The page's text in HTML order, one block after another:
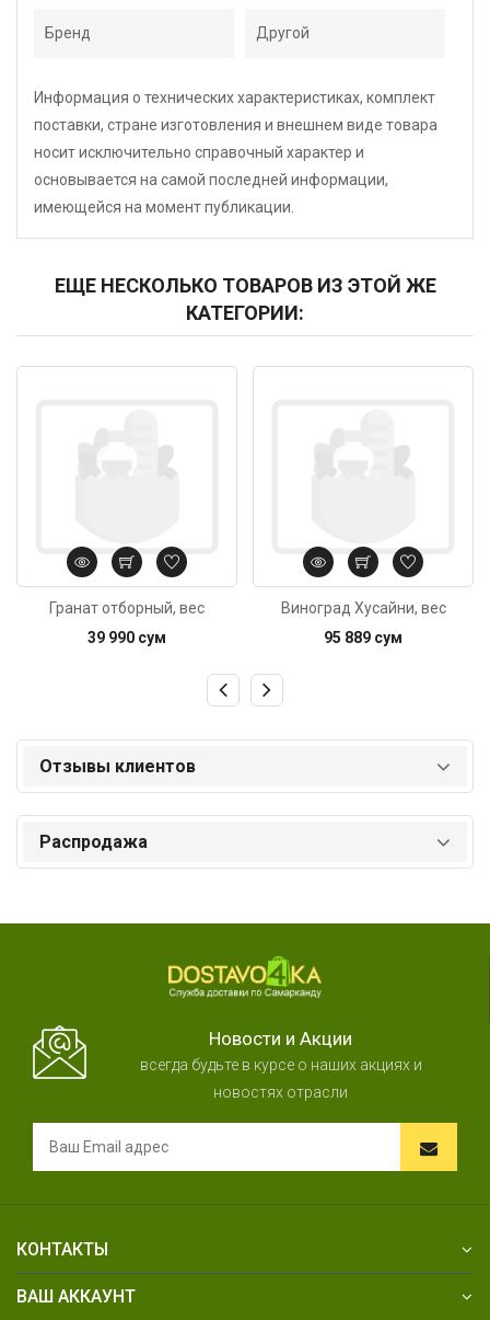
Бренд Другой
Информация о технических характеристиках, комплект
поставки, стране изготовления и внешнем виде товара
носит исключительно справочный характер и
основывается на самой последней информации,
имеющейся на момент публикации.
ЕЩЕ НЕСКОЛЬКО ТОВАРОВ ИЗ ЭТОЙ ЖЕ
КАТЕГОРИИ:
Гранат отборный, вес
39 990 сум
Виноград Хусайни, вес
95 889 сум
Отзывы клиентов
Распродажа
Новости и Акции
всегда будьте в курсе о наших акциях и
новостях отрасли
КОНТАКТЫ
ВАШ АККАУНТ